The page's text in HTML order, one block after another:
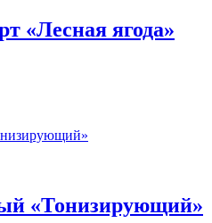
«Лесная ягода»
«Тонизирующий»